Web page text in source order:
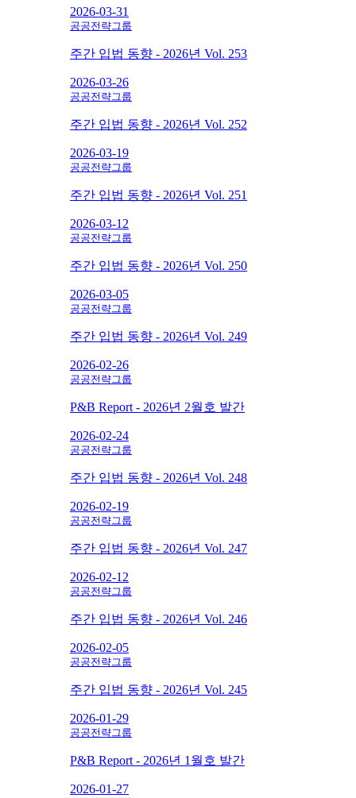
2026-03-31
공공전략그룹
주간 입법 동향 - 2026년 Vol. 253
2026-03-26
공공전략그룹
주간 입법 동향 - 2026년 Vol. 252
2026-03-19
공공전략그룹
주간 입법 동향 - 2026년 Vol. 251
2026-03-12
공공전략그룹
주간 입법 동향 - 2026년 Vol. 250
2026-03-05
공공전략그룹
주간 입법 동향 - 2026년 Vol. 249
2026-02-26
공공전략그룹
P&B Report - 2026년 2월호 발간
2026-02-24
공공전략그룹
주간 입법 동향 - 2026년 Vol. 248
2026-02-19
공공전략그룹
주간 입법 동향 - 2026년 Vol. 247
2026-02-12
공공전략그룹
주간 입법 동향 - 2026년 Vol. 246
2026-02-05
공공전략그룹
주간 입법 동향 - 2026년 Vol. 245
2026-01-29
공공전략그룹
P&B Report - 2026년 1월호 발간
2026-01-27